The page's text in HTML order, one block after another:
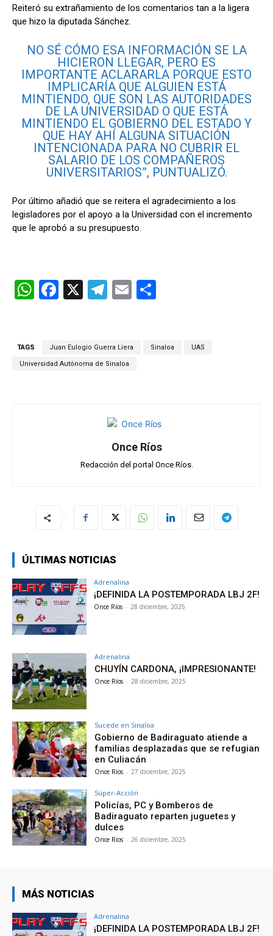
Reiteró su extrañamiento de los comentarios tan a la ligera
que hizo la diputada Sánchez.
NO SÉ CÓMO ESA INFORMACIÓN SE LA
HICIERON LLEGAR, PERO ES
IMPORTANTE ACLARARLA PORQUE ESTO
IMPLICARÍA QUE ALGUIEN ESTÁ
MINTIENDO, QUE SON LAS AUTORIDADES
DE LA UNIVERSIDAD O QUE ESTÁ
MINTIENDO EL GOBIERNO DEL ESTADO Y
QUE HAY AHÍ ALGUNA SITUACIÓN
INTENCIONADA PARA NO CUBRIR EL
SALARIO DE LOS COMPAÑEROS
UNIVERSITARIOS”, PUNTUALIZÓ.
Por último añadió que se reitera el agradecimiento a los
legisladores por el apoyo a la Universidad con el incremento
que le aprobó a su presupuesto.
W
A
F
b
o
X
T
gr
a
E
p
TAGS Juan Eulogio Guerra Liera Sinaloa UAS
Universidad Autónoma de Sinaloa
Once Ríos
Redacción del portal Once Ríos.
ÚLTIMAS NOTICIAS
Adrenalina
¡DEFINIDA LA POSTEMPORADA LBJ 2F!
Once Ríos - 28 diciembre, 2025
Adrenalina
CHUYÍN CARDONA, ¡IMPRESIONANTE!
Once Ríos - 28 diciembre, 2025
Sucede en Sinaloa
Gobierno de Badiraguato atiende a
familias desplazadas que se refugian
en Culiacán
Once Ríos - 27 diciembre, 2025
Súper-Acción
Policías, PC y Bomberos de
Badiraguato reparten juguetes y
dulces
Once Ríos - 26 diciembre, 2025
MÁS NOTICIAS
Adrenalina
¡DEFINIDA LA POSTEMPORADA LBJ 2F!